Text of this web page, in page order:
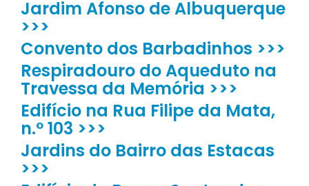
Jardim Afonso de Albuquerque
>>>
Convento dos Barbadinhos >>>
Respiradouro do Aqueduto na
Travessa da Memória >>>
Edifício na Rua Filipe da Mata,
n.º 103 >>>
Jardins do Bairro das Estacas
>>>